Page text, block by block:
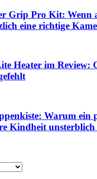
Grip Pro Kit: Wenn
eine richtige
Heater im Review:
Warum ein
Kindheit unsterblich